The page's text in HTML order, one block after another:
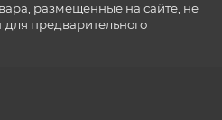
размещенные на сайте, не
для предварительного